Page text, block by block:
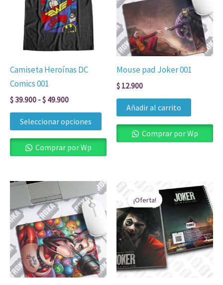
Camiseta Heroínas DC
Comics 001
$39.900 -$ 49.900
hasta
$ 49.900
Seleccionar opciones
múltiples
variantes.
opciones
elegir
página
Comprar por Wp
Mouse pad Joker 001
$ 12.900
Añadir al carrito
Comprar por Wp
¡Oferta!
precio
original
$ 24.900.
precio
actual
$ 17.900.